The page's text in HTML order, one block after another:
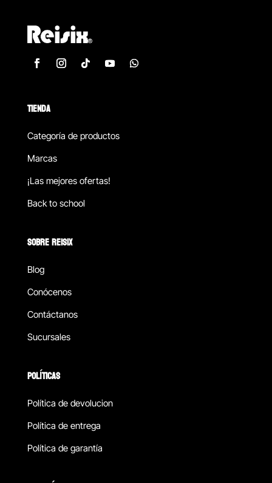
TIENDA
Categoría de productos
Marcas
¡Las mejores ofertas!
Back to school
SOBRE REISIX
Blog
Conócenos
Contáctanos
Sucursales
POLÍTICAS
Política de devolucion
Política de entrega
Política de garantía